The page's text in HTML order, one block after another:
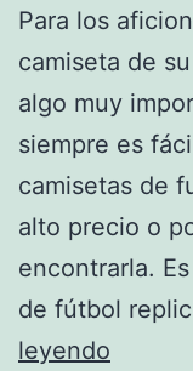
Para los
camiseta de
algo muy
siempre es
camisetas de
alto precio o
encontrarla.
de fútbol
leyendo